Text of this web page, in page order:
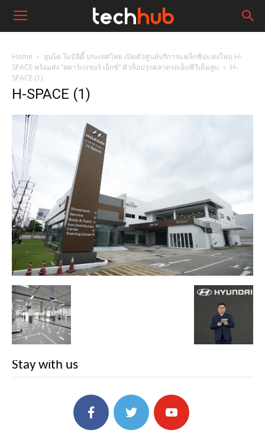
Home
ฮุนได โมบิลิตี้ ประเทศไทย เปิดตัวศูนย์บริการแฟล็กชิปแห่งใหม่ H-
SPACE พร้อมส่ง “สตาร์เกเซอร์ เอ็กซ์” ตัวท็อปรุกตลาดรถเอ็มพีวีเต็มสูบ
H-
SPACE (1)
H-SPACE (1)
Stay with us